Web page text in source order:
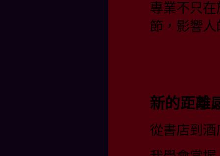
專業不只
節，影響
新的距離
從書店到